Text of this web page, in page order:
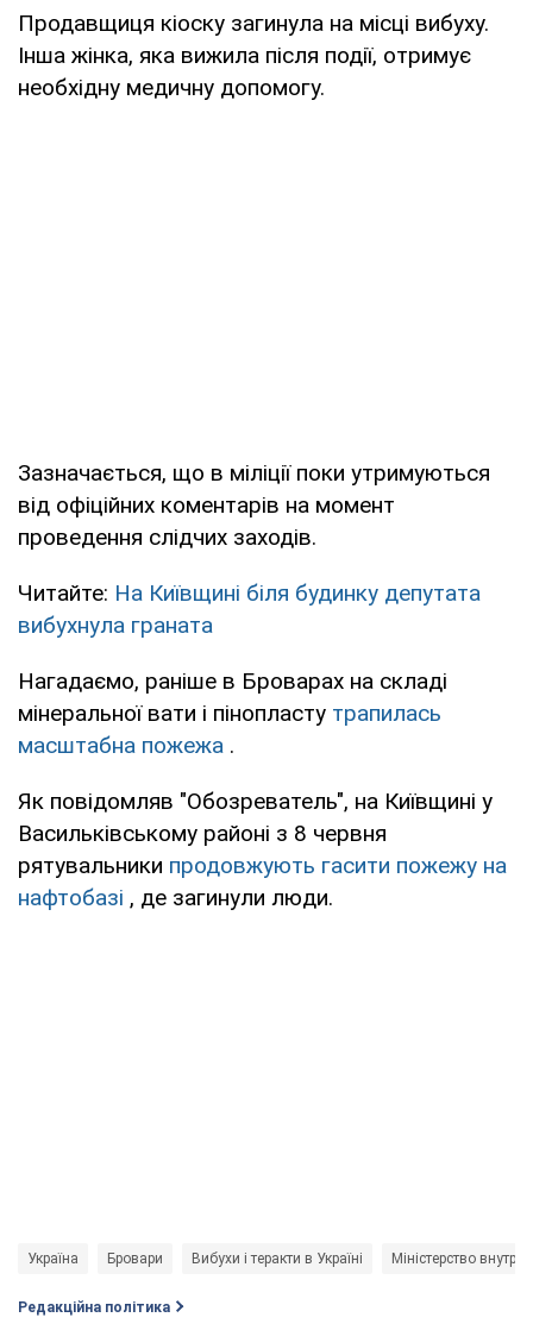
Продавщиця кіоску загинула на місці вибуху.
Інша жінка, яка вижила після події, отримує
необхідну медичну допомогу.
Зазначається, що в міліції поки утримуються
від офіційних коментарів на момент
проведення слідчих заходів.
Читайте: На Київщині біля будинку депутата
вибухнула граната
Нагадаємо, раніше в Броварах на складі
мінеральної вати і пінопласту трапилась
масштабна пожежа .
Як повідомляв "Обозреватель", на Київщині у
Васильківському районі з 8 червня
рятувальники продовжують гасити пожежу на
нафтобазі , де загинули люди.
Україна Бровари Вибухи і теракти в Україні Міністерство
Редакційна політика